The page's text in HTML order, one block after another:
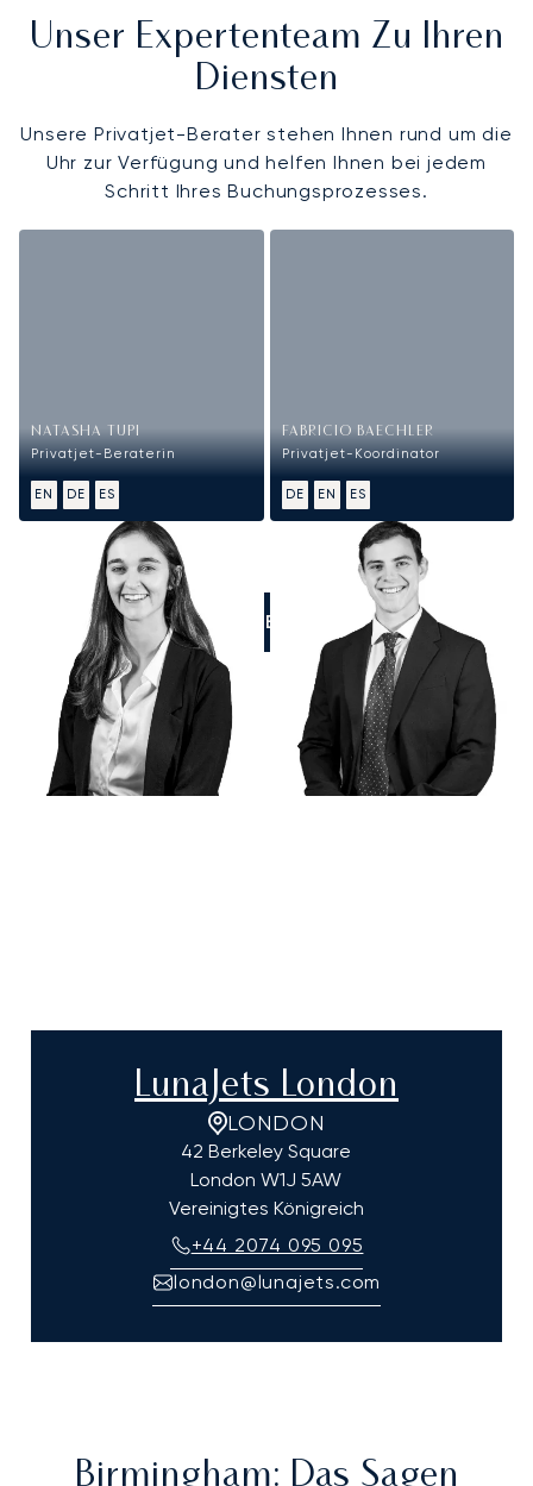
Unser Expertenteam Zu Ihren
Diensten
Unsere Privatjet-Berater stehen Ihnen rund um die
Uhr zur Verfügung und helfen Ihnen bei jedem
Schritt Ihres Buchungsprozesses.
NATASHA TUPI
Privatjet-Beraterin
EN DE ES
FABRICIO BAECHLER
Privatjet-Koordinator
DE EN ES
RUFEN SIE UNS AN
LunaJets London
LONDON
42 Berkeley Square
London W1J 5AW
Vereinigtes Königreich
+44 2074 095 095
london@lunajets.com
Birmingham: Das Sagen